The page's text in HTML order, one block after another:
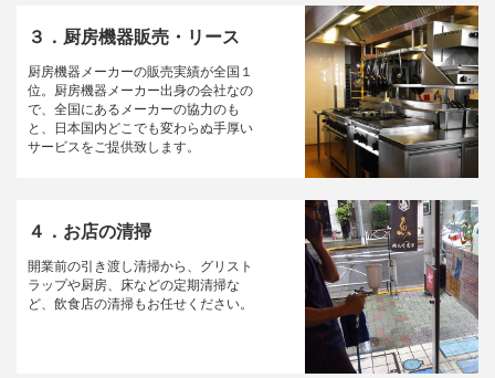
３．厨房機器販売・リース
厨房機器メーカーの販売実績が全国１
位。厨房機器メーカー出身の会社なの
で、全国にあるメーカーの協力のも
と、日本国内どこでも変わらぬ手厚い
サービスをご提供致します。
４．お店の清掃
開業前の引き渡し清掃から、グリスト
ラップや厨房、床などの定期清掃な
ど、飲食店の清掃もお任せください。